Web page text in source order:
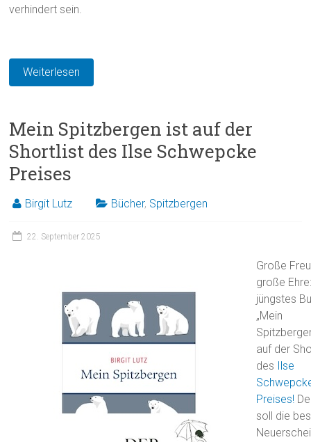
verhindert sein.
Weiterlesen
Mein Spitzbergen ist auf der
Shortlist des Ilse Schwepcke
Preises
Birgit Lutz Bücher, Spitzbergen
22. September 2025
Große
große
jüngstes
„Mein
auf der
des Ilse
Preises!
soll die